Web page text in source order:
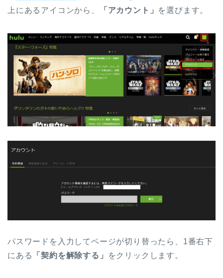
上にあるアイコンから、
「アカウント」 を選びます。
パスワードを入力してページが切り替ったら、1番右下
にある
「契約を解除する」 をクリックします。